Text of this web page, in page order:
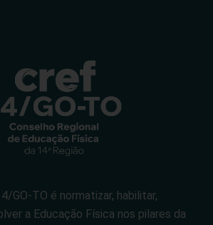
GO-TO é normatizar, habilitar,
a Educação Física nos pilares da